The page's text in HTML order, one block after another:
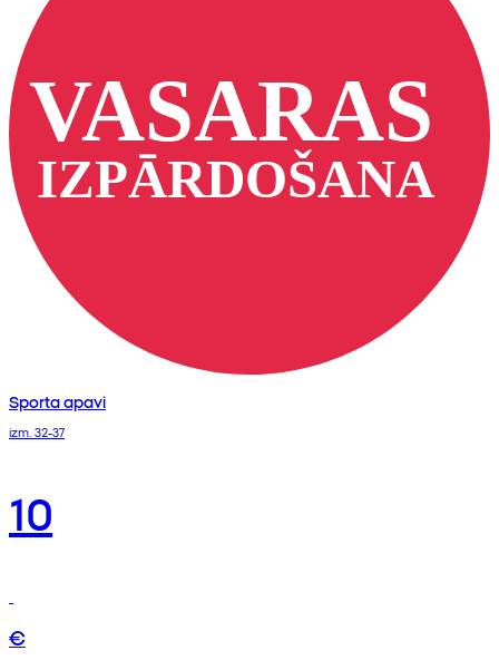
Sporta apavi
izm. 32-37
10
€